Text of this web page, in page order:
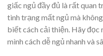
giấc ngủ đầy đủ là rất quan
tình trạng mất ngủ mà
biết cách cải thiện. Hãy đọc
mình cách dễ ngủ nhanh và